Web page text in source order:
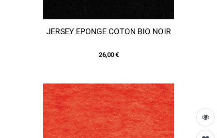
JERSEY EPONGE COTON BIO NOIR
26,00 €